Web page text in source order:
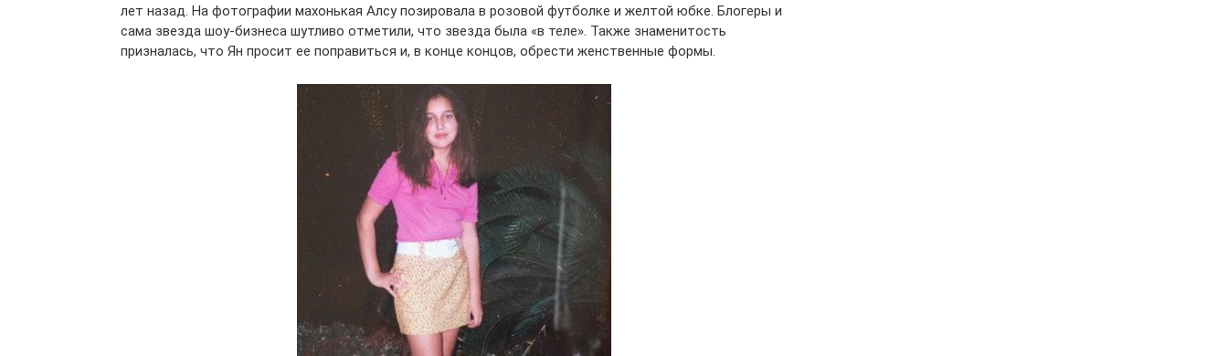
лет назад. На фотографии махонькая Алсу позировала в розовой футболке и желтой юбке. Блогеры и
сама звезда шоу-бизнеса шутливо отметили, что звезда была «в теле». Также знаменитость
призналась, что Ян просит ее поправиться и, в конце концов, обрести женственные формы.